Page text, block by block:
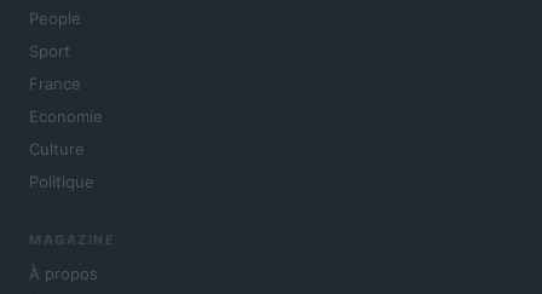
People
Sport
France
Economie
Culture
Politique
MAGAZINE
À propos